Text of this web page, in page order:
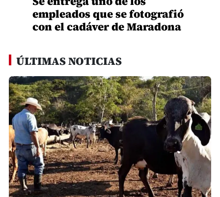
empleados que se fotografió
con el cadáver de Maradona
ÚLTIMAS NOTICIAS